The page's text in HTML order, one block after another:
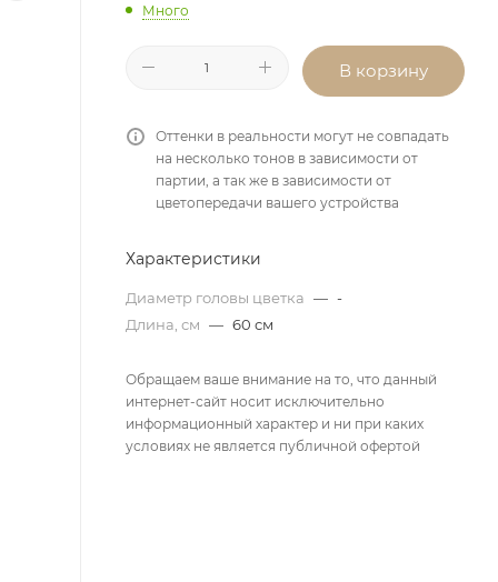
Много
В корзину
Оттенки в реальности могут не совпадать
на несколько тонов в зависимости от
партии, а так же в зависимости от
цветопередачи вашего устройства
Характеристики
Диаметр головы цветка — -
Длина, см — 60 см
Обращаем ваше внимание на то, что данный
интернет-сайт носит исключительно
информационный характер и ни при каких
условиях не является публичной офертой